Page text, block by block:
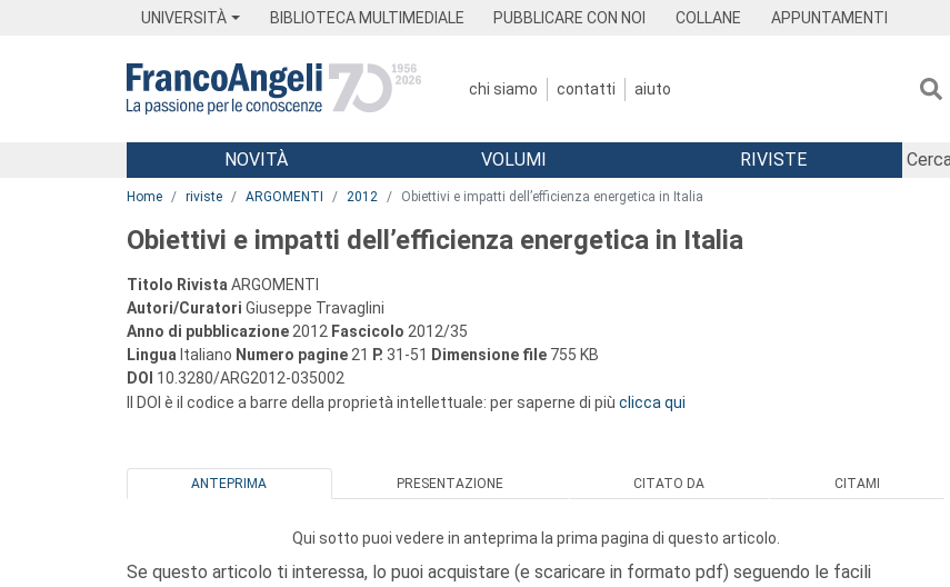
UNIVERSITÀ BIBLIOTECA MULTIMEDIALE PUBBLICARE CON NOI COLLANE APPUNTAMENTI
chi siamo contatti aiuto
Menu
NOVITÀ VOLUMI RIVISTE
Home riviste ARGOMENTI 2012 Obiettivi e impatti dell’efficienza energetica in Italia
Obiettivi e impatti dell’efficienza energetica in Italia
Titolo Rivista ARGOMENTI
Autori/Curatori Giuseppe Travaglini
Anno di pubblicazione 2012 Fascicolo 2012/35
Lingua Italiano Numero pagine 21 P. 31-51 Dimensione file 755 KB
DOI 10.3280/ARG2012-035002
Il DOI è il codice a barre della proprietà intellettuale: per saperne di più clicca qui
ANTEPRIMA PRESENTAZIONE CITATO DA CITAMI
Qui sotto puoi vedere in anteprima la prima pagina di questo articolo.
Se questo articolo ti interessa, lo puoi acquistare (e scaricare in formato pdf) seguendo le facili